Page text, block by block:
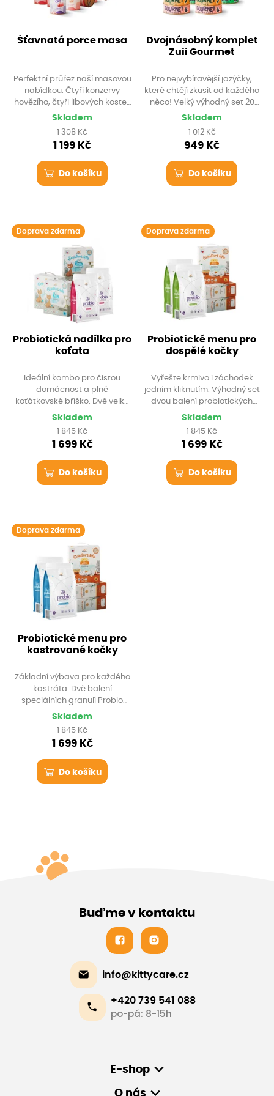
Šťavnatá porce masa
Perfektní průřez naší masovou
nabídkou. Čtyři konzervy
hovězího, čtyři libových kostek
a čtyři čistých kuřecích prsou.
masa a využijte dopravu
zdarma.
Skladem
1 308 Kč
1 199 Kč
Do košíku
Dvojnásobný komplet
Zuii Gourmet
Pro nejvybíravější jazýčky,
které chtějí zkusit od každého
něco! Velký výhodný set 20
kusů prémiových pochoutek
každého druhu), ideální jako
pestré zpestření běžného
jídelníčku.
Skladem
1 012 Kč
949 Kč
Do košíku
Doprava zdarma
Krabicový domek zdarma
Probiotická nadílka pro
koťata
Ideální kombo pro čistou
domácnost a plné
koťátkovské bříško. Dvě velká
balení zdravých granulí Probio
Quick&Clean. Navíc s
dopravou zdarma a krabicí, ze
které snadno složíte domeček.
Skladem
1 845 Kč
1 699 Kč
Do košíku
Doprava zdarma
Krabicový domek zdarma
Probiotické menu pro
dospělé kočky
Vyřešte krmivo i záchodek
jedním kliknutím. Výhodný set
dvou balení probiotických
granulí pro dospělé kočky a tří
House. Samozřejmostí je
doprava zdarma a oblíbený
krabicový domeček.
Skladem
1 845 Kč
1 699 Kč
Do košíku
Doprava zdarma
Krabicový domek zdarma
Probiotické menu pro
kastrované kočky
Základní výbava pro každého
kastráta. Dvě balení
speciálních granulí Probio
Neutered pro udržení skvělé
zdarma přímo s krabicovým
domečkem pro vaši šelmu.
Skladem
1 845 Kč
1 699 Kč
Do košíku
Buďme v kontaktu
info@kittycare.cz
+420 739 541 088
po-pá: 8-15h
E-shop
O nás